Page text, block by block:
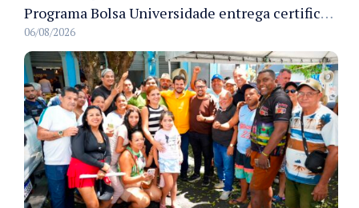
Programa Bolsa Universidade entrega certificados a formandos em Manaus na sede do Executivo municipal
06/08/2026